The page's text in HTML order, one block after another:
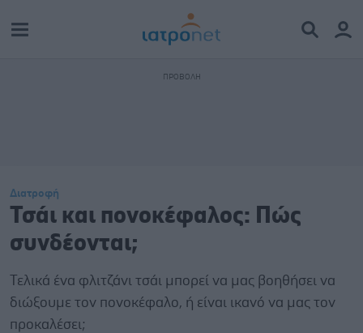
Διατροφή
Τσάι και πονοκέφαλος: Πώς
συνδέονται;
Τελικά ένα φλιτζάνι τσάι μπορεί να μας βοηθήσει να
διώξουμε τον πονοκέφαλο, ή είναι ικανό να μας τον
προκαλέσει;